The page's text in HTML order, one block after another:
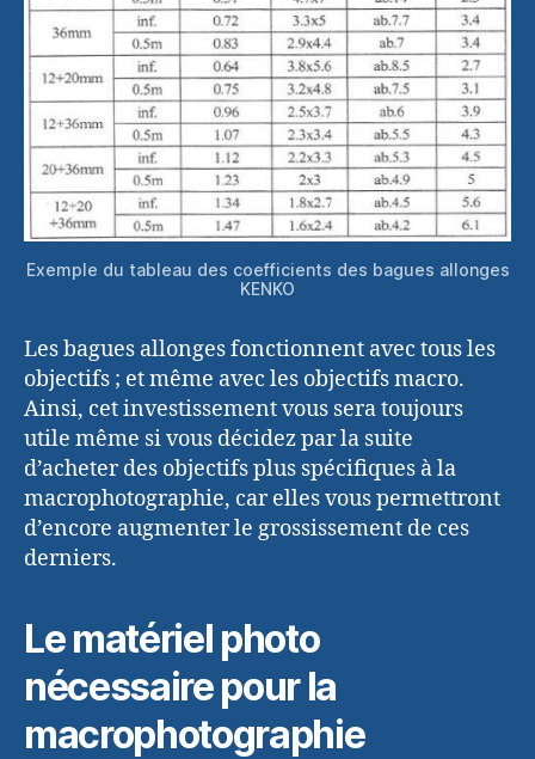
Exemple du tableau des coefficients des bagues allonges
KENKO
Les bagues allonges fonctionnent avec tous les
objectifs ; et même avec les objectifs macro.
Ainsi, cet investissement vous sera toujours
utile même si vous décidez par la suite
d’acheter des objectifs plus spécifiques à la
macrophotographie, car elles vous permettront
d’encore augmenter le grossissement de ces
derniers.
Le matériel photo
nécessaire pour la
macrophotographie